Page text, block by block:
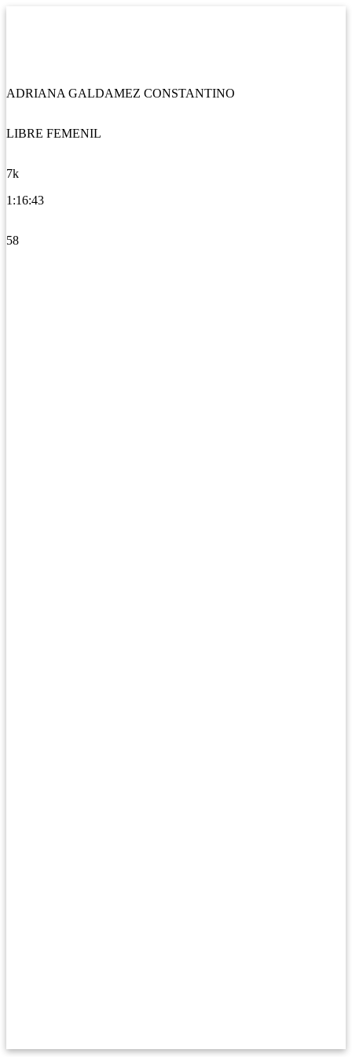
ADRIANA GALDAMEZ CONSTANTINO
LIBRE FEMENIL
7k
1:16:43
58